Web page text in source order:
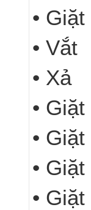
•
• Vắt
• Xả
•
•
•
•